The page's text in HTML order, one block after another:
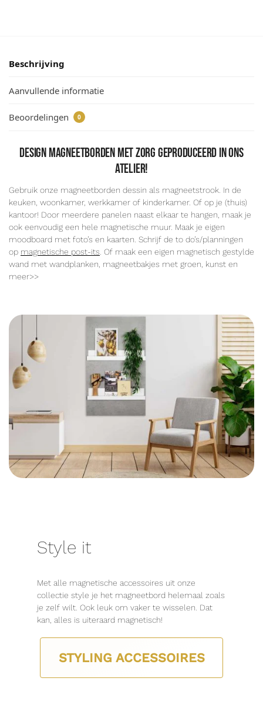
Beschrijving
Aanvullende informatie
Beoordelingen 0
Design magneetborden met zorg geproduceerd in ons
atelier!
Gebruik onze magneetborden dessin als magneetstrook. In de
keuken, woonkamer, werkkamer of kinderkamer. Of op je (thuis)
kantoor! Door meerdere panelen naast elkaar te hangen, maak je
ook eenvoudig een hele magnetische muur. Maak je eigen
moodboard met foto’s en kaarten. Schrijf de to do’s/planningen
op magnetische post-its. Of maak een eigen magnetisch gestylde
wand met wandplanken, magneetbakjes met groen, kunst en
meer>>
Style it
Met alle magnetische accessoires uit onze
collectie style je het magneetbord helemaal zoals
je zelf wilt. Ook leuk om vaker te wisselen. Dat
kan, alles is uiteraard magnetisch!
STYLING ACCESSOIRES